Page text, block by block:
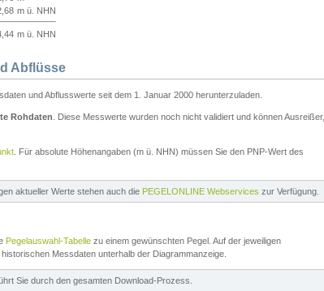
m ü. NHN
m ü. NHN
Abflüsse
und Abflusswerte seit dem 1. Januar 2000 herunterzuladen.
Rohdaten . Diese Messwerte wurden noch nicht validiert und können Ausreißer,
. Für absolute Höhenangaben (m ü. NHN) müssen Sie den PNP-Wert des
aktueller Werte stehen auch die PEGELONLINE Webservices zur Verfügung.
Pegelauswahl-Tabelle zu einem gewünschten Pegel. Auf der jeweiligen
Messdaten unterhalb der Diagrammanzeige.
Sie durch den gesamten Download-Prozess.